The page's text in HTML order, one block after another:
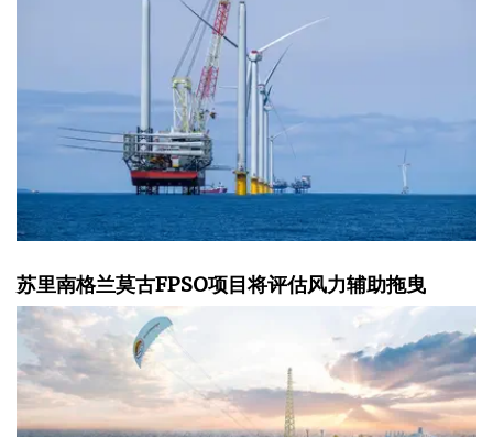
苏里南格兰莫古FPSO项目将评估风力辅助拖曳